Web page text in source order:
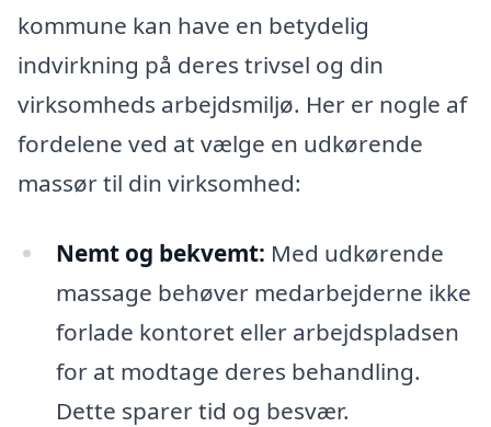
kommune kan have en betydelig
indvirkning på deres trivsel og din
virksomheds arbejdsmiljø. Her er nogle af
fordelene ved at vælge en udkørende
massør til din virksomhed:
Nemt og bekvemt: Med udkørende
massage behøver medarbejderne ikke
forlade kontoret eller arbejdspladsen
for at modtage deres behandling.
Dette sparer tid og besvær.